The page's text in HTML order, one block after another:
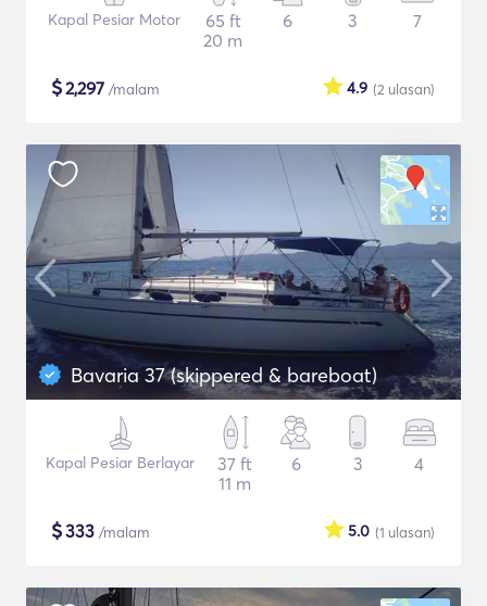
Kapal Pesiar Motor
65 ft
20 m
6 3 7
$2,297 /malam (2 ulasan)
4.9
Bavaria 37 (skippered & bareboat)
Kapal Pesiar Berlayar
37 ft
11 m
6 3 4
$333 /malam (1 ulasan)
5.0